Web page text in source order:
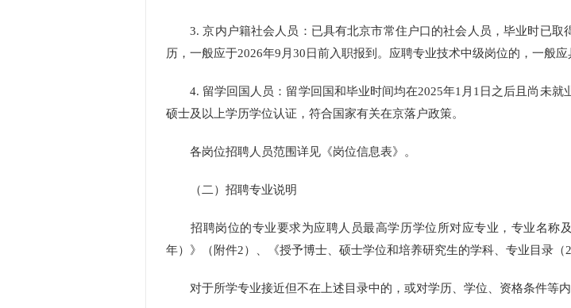
3. 京内户籍社会人员：已具有北京市常住户口的社会人员，毕业时已取
历，一般应于2026年9月30日前入职报到。应聘专业技术中级岗位的，一般
4. 留学回国人员：留学回国和毕业时间均在2025年1月1日之后且尚未就
硕士及以上学历学位认证，符合国家有关在京落户政策。
各岗位招聘人员范围详见《岗位信息表》。
（二）招聘专业说明
招聘岗位的专业要求为应聘人员最高学历学位所对应专业，专业名称
年）》（附件2）、《授予博士、硕士学位和培养研究生的学科、专业目录（
对于所学专业接近但不在上述目录中的，或对学历、学位、资格条件等内